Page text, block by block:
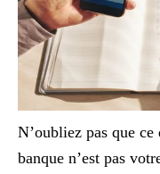
N’oubliez pas que
banque n’est pas